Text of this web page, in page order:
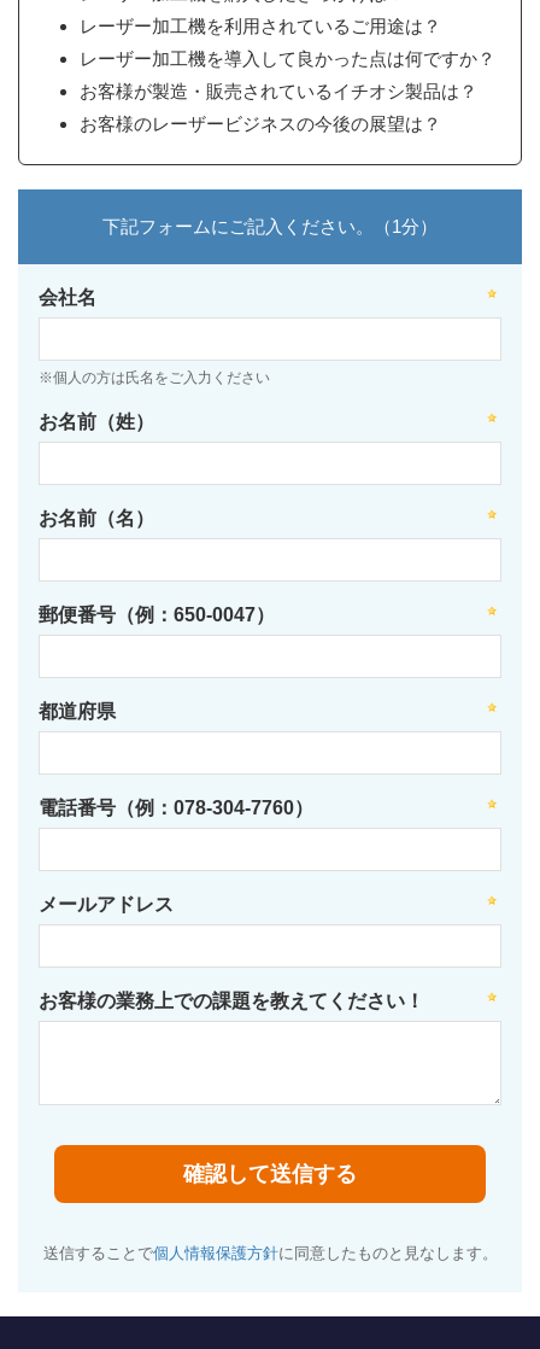
レーザー加工機を利用されているご用途は？
レーザー加工機を導入して良かった点は何ですか？
お客様が製造・販売されているイチオシ製品は？
お客様のレーザービジネスの今後の展望は？
下記フォームにご記入ください。（1分）
会社名
※個人の方は氏名をご入力ください
お名前（姓）
お名前（名）
郵便番号（例：650-0047）
都道府県
電話番号（例：078-304-7760）
メールアドレス
お客様の業務上での課題を教えてください！
送信することで個人情報保護方針に同意したものと見なします。